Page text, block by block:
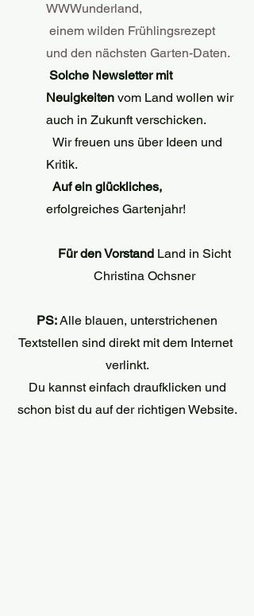
WWWunderland,
und den nächsten Garten-Daten.
Solche Newsletter mit
Neuigkeiten vom Land wollen wir
auch in Zukunft verschicken.
Kritik.
Auf ein glückliches,
erfolgreiches Gartenjahr!
Für den Vorstand Land in Sicht
Christina Ochsner
PS: Alle blauen, unterstrichenen
Textstellen sind direkt mit dem Internet
verlinkt.
schon bist du auf der richtigen Website.